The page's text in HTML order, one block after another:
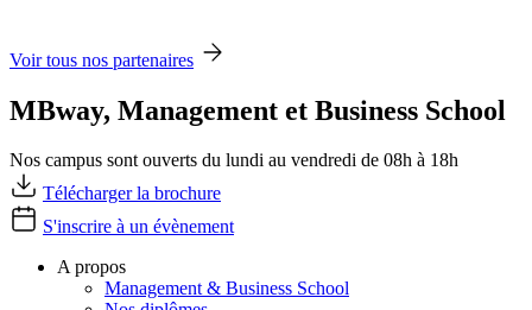
Voir tous nos partenaires
MBway, Management et Business School
Nos campus sont ouverts du lundi au vendredi de 08h à 18h
Télécharger la brochure
S'inscrire à un évènement
A propos
Management & Business School